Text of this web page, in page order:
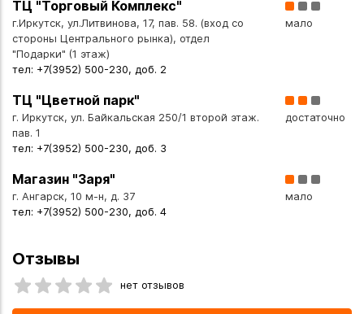
ТЦ "Торговый Комплекс"
г.Иркутск, ул.Литвинова, 17, пав. 58. (вход со
стороны Центрального рынка), отдел
"Подарки" (1 этаж)
тел: +7(3952) 500-230, доб. 2
мало
ТЦ "Цветной парк"
г. Иркутск, ул. Байкальская 250/1 второй этаж.
пав. 1
тел: +7(3952) 500-230, доб. 3
достаточно
Магазин "Заря"
г. Ангарск, 10 м-н, д. 37
тел: +7(3952) 500-230, доб. 4
мало
Отзывы
нет отзывов